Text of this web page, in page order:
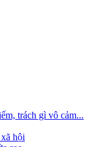
trách gì vô cảm...
hội